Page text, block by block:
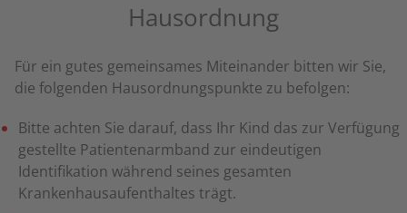
Hausordnung
Für ein gutes gemeinsames Miteinander bitten wir Sie,
die folgenden Hausordnungspunkte zu befolgen:
Bitte achten Sie darauf, dass Ihr Kind das zur Verfügung
gestellte Patientenarmband zur eindeutigen
Identifikation während seines gesamten
Krankenhausaufenthaltes trägt.